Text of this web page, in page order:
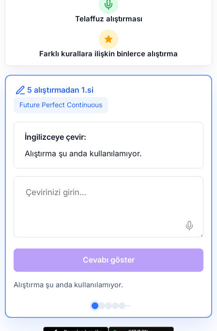
Telaffuz alıştırması
Farklı kurallara ilişkin binlerce alıştırma
5 alıştırmadan 1.si
Future Perfect Continuous
İngilizceye çevir:
Alıştırma şu anda kullanılamıyor.
Cevabı göster
Alıştırma şu anda kullanılamıyor.